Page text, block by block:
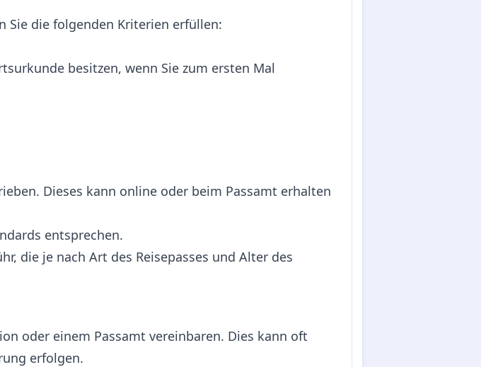
Sie die folgenden Kriterien erfüllen:
besitzen, wenn Sie zum ersten Mal
Dieses kann online oder beim Passamt erhalten
entsprechen.
die je nach Art des Reisepasses und Alter des
oder einem Passamt vereinbaren. Dies kann oft
erfolgen.